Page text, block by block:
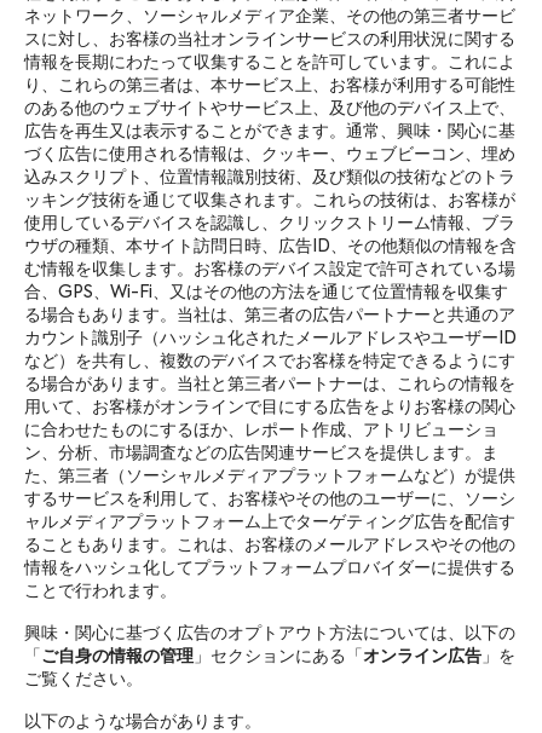
ネットワーク、ソーシャルメディア企業、その他の第三者サービ
スに対し、お客様の当社オンラインサービスの利用状況に関する
情報を長期にわたって収集することを許可しています。これによ
り、これらの第三者は、本サービス上、お客様が利用する可能性
のある他のウェブサイトやサービス上、及び他のデバイス上で、
広告を再生又は表示することができます。通常、興味・関心に基
づく広告に使用される情報は、クッキー、ウェブビーコン、埋め
込みスクリプト、位置情報識別技術、及び類似の技術などのトラ
ッキング技術を通じて収集されます。これらの技術は、お客様が
使用しているデバイスを認識し、クリックストリーム情報、ブラ
ウザの種類、本サイト訪問日時、広告ID、その他類似の情報を含
む情報を収集します。お客様のデバイス設定で許可されている場
合、GPS、Wi-Fi、又はその他の方法を通じて位置情報を収集す
る場合もあります。当社は、第三者の広告パートナーと共通のア
カウント識別子（ハッシュ化されたメールアドレスやユーザーID
など）を共有し、複数のデバイスでお客様を特定できるようにす
る場合があります。当社と第三者パートナーは、これらの情報を
用いて、お客様がオンラインで目にする広告をよりお客様の関心
に合わせたものにするほか、レポート作成、アトリビューショ
ン、分析、市場調査などの広告関連サービスを提供します。ま
た、第三者（ソーシャルメディアプラットフォームなど）が提供
するサービスを利用して、お客様やその他のユーザーに、ソーシ
ャルメディアプラットフォーム上でターゲティング広告を配信す
ることもあります。これは、お客様のメールアドレスやその他の
情報をハッシュ化してプラットフォームプロバイダーに提供する
ことで行われます。
興味・関心に基づく広告のオプトアウト方法については、以下の
「 ご自身の情報の管理 」セクションにある「 オンライン広告 」を
ご覧ください。
以下のような場合があります。